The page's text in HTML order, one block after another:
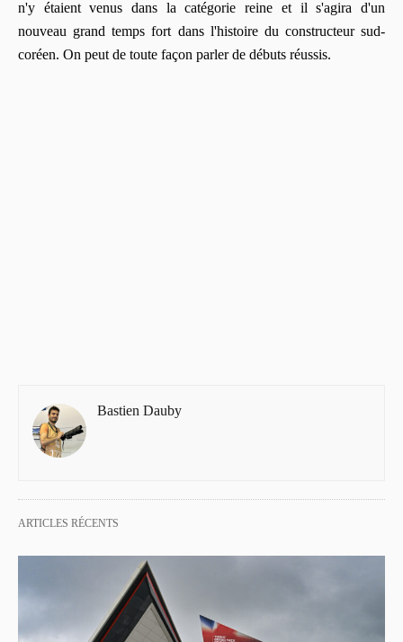
n'y étaient venus dans la catégorie reine et il s'agira d'un
nouveau grand temps fort dans l'histoire du constructeur sud-
coréen. On peut de toute façon parler de débuts réussis.
Bastien Dauby
ARTICLES RÉCENTS